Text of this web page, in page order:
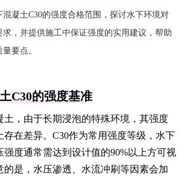
混凝土C30的强度合格范围，探讨水下环境对
，并提供施工中保证强度的实用建议，帮助
要点。
C30的强度基准
土，由于长期浸泡的特殊环境，其强度
存在差异。C30作为常用强度等级，水下
强度通常需达到设计值的90%以上方可视
的是，水压渗透、水流冲刷等因素会加